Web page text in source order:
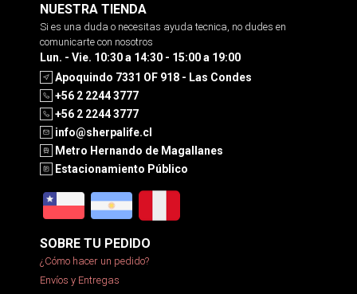
NUESTRA TIENDA
Si es una duda o necesitas ayuda tecnica, no dudes en
comunicarte con nosotros
Lun. - Vie. 10:30 a 14:30 - 15:00 a 19:00
Apoquindo 7331 OF 918 - Las Condes
+56 2 2244 3777
+56 2 2244 3777
info@sherpalife.cl
Metro Hernando de Magallanes
Estacionamiento Público
SOBRE TU PEDIDO
¿Cómo hacer un pedido?
Envíos y Entregas